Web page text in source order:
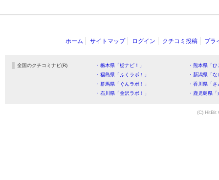
ホーム サイトマップ ログイン クチコミ投稿 プラ
全国のクチコミナビ(R) ・栃木県「栃ナビ！」
・熊本県「
・福島県「ふくラボ！」
・新潟県「
・群馬県「ぐんラボ！」
・香川県「
・石川県「金沢ラボ！」
・鹿児島県
(C) HitBit